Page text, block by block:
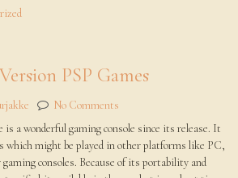
PSP Games
No Comments
is a wonderful gaming console since its release. It
which might be played in other platforms like PC,
consoles. Because of its portability and